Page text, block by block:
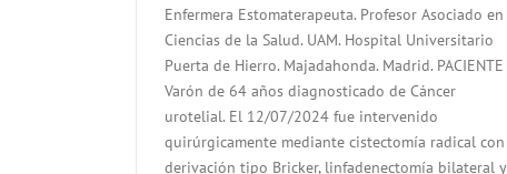
Enfermera Estomaterapeuta. Profesor Asociado en
Ciencias de la Salud. UAM. Hospital Universitario
Puerta de Hierro. Majadahonda. Madrid. PACIENTE
Varón de 64 años diagnosticado de Cáncer
urotelial. El 12/07/2024 fue intervenido
quirúrgicamente mediante cistectomía radical con
derivación tipo Bricker, linfadenectomía bilateral y